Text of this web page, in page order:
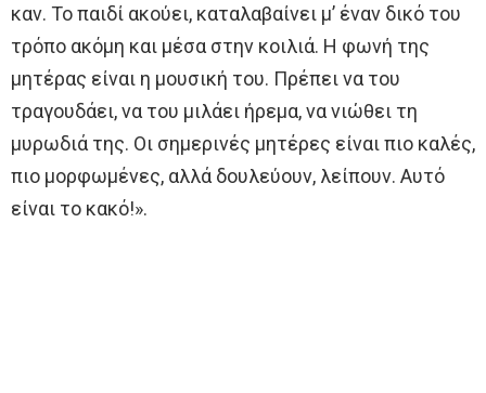
καν. Το παιδί ακούει, καταλαβαίνει μ’ έναν δικό του
τρόπο ακόμη και μέσα στην κοιλιά. Η φωνή της
μητέρας είναι η μουσική του. Πρέπει να του
τραγουδάει, να του μιλάει ήρεμα, να νιώθει τη
μυρωδιά της. Οι σημερινές μητέρες είναι πιο καλές,
πιο μορφωμένες, αλλά δουλεύουν, λείπουν. Αυτό
είναι το κακό!».